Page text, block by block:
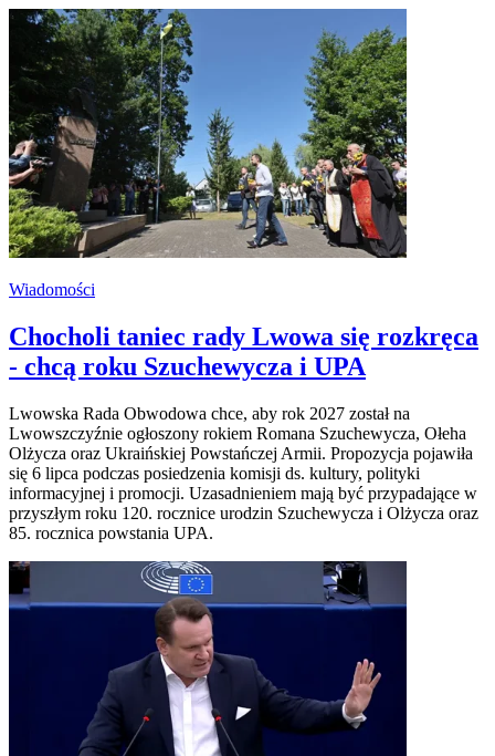
Wiadomości
Chocholi taniec rady Lwowa się rozkręca
- chcą roku Szuchewycza i UPA
Lwowska Rada Obwodowa chce, aby rok 2027 został na
Lwowszczyźnie ogłoszony rokiem Romana Szuchewycza, Ołeha
Olżycza oraz Ukraińskiej Powstańczej Armii. Propozycja pojawiła
się 6 lipca podczas posiedzenia komisji ds. kultury, polityki
informacyjnej i promocji. Uzasadnieniem mają być przypadające w
przyszłym roku 120. rocznice urodzin Szuchewycza i Olżycza oraz
85. rocznica powstania UPA.